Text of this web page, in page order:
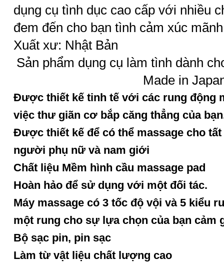
dụng cụ tình dục cao cấp với nhiều
đem đến cho bạn tình cảm xúc
Xuất xư: Nhật Bản
Sản phẩm dụng cụ làm tình dành
Made in
Được thiết kế tinh tế với các rung động
việc thư giãn cơ bắp căng thẳng của
Được thiết kế để có thể massage cho
người phụ nữ và nam giới
Chất liệu Mềm hình cầu massage pad
Hoàn hảo để sử dụng với một đối tác.
Máy massage có 3 tốc độ vội và 5 kiểu
một rung cho sự lựa chọn của bạn cảm
Bộ sạc pin, pin sạc
Làm từ vật liệu chất lượng cao